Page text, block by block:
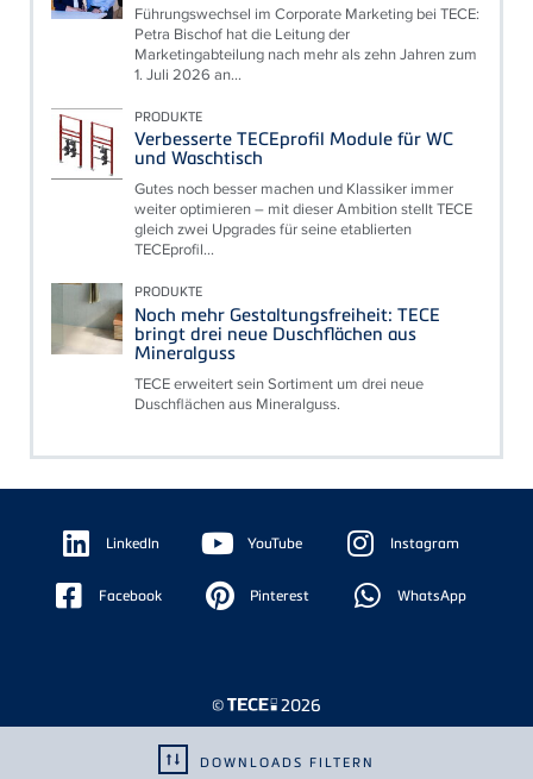
DOWNLOADS FILTERN
Führungswechsel im Corporate Marketing bei TECE:
Petra Bischof hat die Leitung der
Marketingabteilung nach mehr als zehn Jahren zum
1. Juli 2026 an...
PRODUKTE
Verbesserte TECEprofil Module für WC
und Waschtisch
Gutes noch besser machen und Klassiker immer
weiter optimieren – mit dieser Ambition stellt TECE
gleich zwei Upgrades für seine etablierten
TECEprofil...
PRODUKTE
Noch mehr Gestaltungsfreiheit: TECE
bringt drei neue Duschflächen aus
Mineralguss
TECE erweitert sein Sortiment um drei neue
Duschflächen aus Mineralguss.
Floating
Sidebar LinkedIn YouTube Instagram
Facebook Pinterest WhatsApp
© 2026